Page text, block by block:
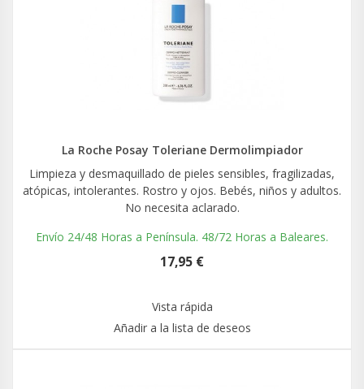
La Roche Posay Toleriane Dermolimpiador
Limpieza y desmaquillado de pieles sensibles, fragilizadas,
atópicas, intolerantes. Rostro y ojos. Bebés, niños y adultos.
No necesita aclarado.
Envío 24/48 Horas a Península. 48/72 Horas a Baleares.
17,95 €
Vista rápida
Añadir a la lista de deseos